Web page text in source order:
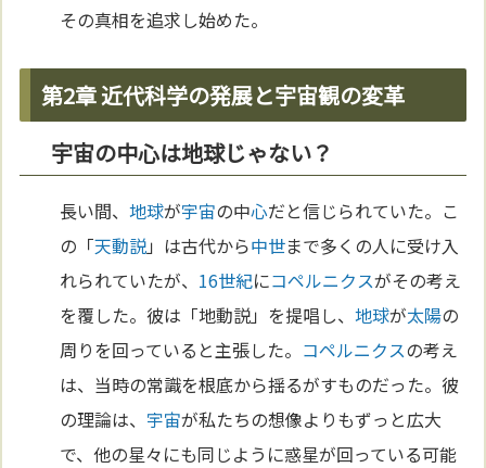
その真相を追求し始めた。
第2章 近代科学の発展と宇宙観の変革
宇宙の中心は地球じゃない？
長い間、地球が宇宙の中心だと信じられていた。こ
の「天動説」は古代から中世まで多くの人に受け入
れられていたが、 16世紀にコペルニクスがその考え
を覆した。彼は「地動説」を提唱し、地球が太陽の
周りを回っていると主張した。 コペルニクスの考え
は、当時の常識を根底から揺るがすものだった。彼
の理論は、 宇宙が私たちの想像よりもずっと広大
で、他の星々にも同じように惑星が回っている可能